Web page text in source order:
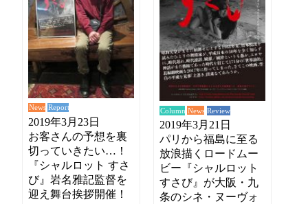
News Report
2019年3月23日
お客さんの予想を裏
切っていきたい…！
『シャルロット すさ
び』岩名雅記監督を
迎え舞台挨拶開催！
Column News Review
2019年3月21日
パリから福島に至る
放浪描くロードムー
ビー『シャルロット
すさび』が大阪・九
条のシネ・ヌーヴォ